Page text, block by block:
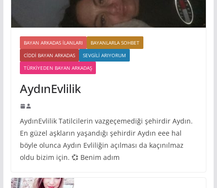
BAYAN ARKADAS ILANLARI
BAYANLARLA SOHBET
CIDDI BAYAN ARKADAS
SEVGILI ARIYORUM
TÜRKIYEDEN BAYAN ARKADAŞ
AydınEvlilik
AydınEvlilik Tatilcilerin vazgeçemediği şehirdir Aydın.
En güzel aşkların yaşandığı şehirdir Aydın eee hal
böyle olunca Aydın Evliliğin açılması da kaçınılmaz
oldu bizim için. 💞 Benim adım